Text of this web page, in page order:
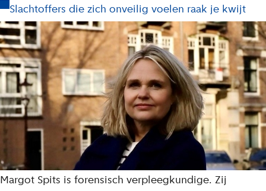
Slachtoffers die zich onveilig voelen raak je kwijt
Margot Spits is forensisch verpleegkundige. Zij